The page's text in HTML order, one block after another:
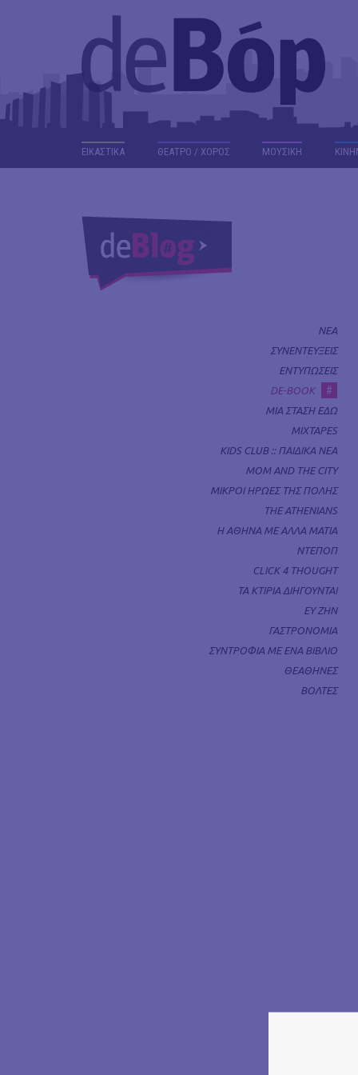
ΕΙΚΑΣΤΙΚΑ ΘΕΑΤΡΟ / ΧΟΡΟΣ ΜΟΥΣΙΚΗ
ΝΕΑ
ΣΥΝΕΝΤΕΥΞΕΙΣ
ΕΝΤΥΠΩΣΕΙΣ
DE-BOOK
#
ΜΙΑ ΣΤΑΣΗ ΕΔΩ
MIXTAPES
KIDS CLUB :: ΠΑΙΔΙΚΑ ΝΕΑ
MOM AND THE CITY
ΜΙΚΡΟΙ ΗΡΩΕΣ ΤΗΣ ΠΟΛΗΣ
THE ATHENIANS
Η ΑΘΗΝΑ ΜΕ ΑΛΛΑ ΜΑΤΙΑ
ΝΤΕΠΟΠ
CLICK 4 THOUGHT
ΤΑ ΚΤΙΡΙΑ ΔΙΗΓΟΥΝΤΑΙ
ΕΥ ΖΗΝ
ΓΑΣΤΡΟΝΟΜΙΑ
ΣΥΝΤΡΟΦΙΑ ΜΕ ΕΝΑ ΒΙΒΛΙΟ
ΘΕΑΘΗΝΕΣ
ΒΟΛΤΕΣ